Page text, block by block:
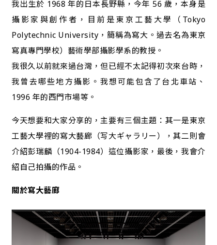
我出生於 1968 年的日本長野縣，今年 56 歲，本身是
攝影家與創作者，目前是東京工藝大學（Tokyo
Polytechnic University，簡稱為寫大。過去名為東京
寫真專門學校）藝術學部攝影學系的教授。
我很久以前就來過台灣，但已經不太記得初次來台時，
我曾去哪些地方攝影。我想可能包含了台北車站、
1996 年的西門市場等。
今天想要和大家分享的，主要有三個主題：其一是東京
工藝大學裡的寫大藝廊（写大ギャラリー），其二則會
介紹彭瑞麟（1904-1984）這位攝影家，最後，我會介
紹自己拍攝的作品。
關於寫大藝廊